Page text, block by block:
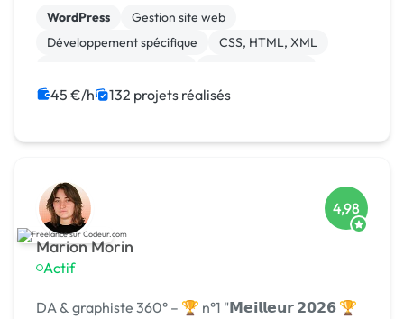
WordPress
Gestion site web
Développement spécifique
CSS, HTML, XML
Admin système, sécurité
JavaScript
45 €/h 132 projets réalisés
Marion Morin
Actif
4,98
DA & graphiste 360° – 🏆 n°1 "𝗠𝗲𝗶𝗹𝗹𝗲𝘂𝗿 𝟮𝟬𝟮𝟲 🏆